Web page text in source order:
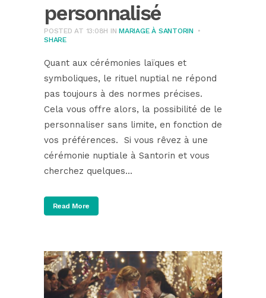
personnalisé
POSTED AT 13:08H INMARIAGE À SANTORIN
SHARE
Quant aux cérémonies laïques et
symboliques, le rituel nuptial ne répond
pas toujours à des normes précises.
Cela vous offre alors, la possibilité de le
personnaliser sans limite, en fonction de
vos préférences. Si vous rêvez à une
cérémonie nuptiale à Santorin et vous
cherchez quelques...
Read More